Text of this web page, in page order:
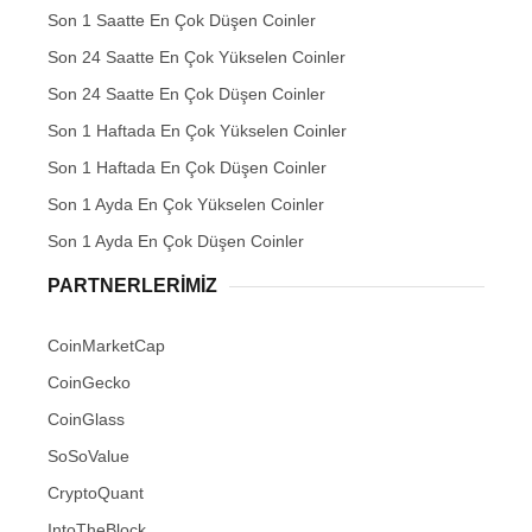
Son 1 Saatte En Çok Düşen Coinler
Son 24 Saatte En Çok Yükselen Coinler
Son 24 Saatte En Çok Düşen Coinler
Son 1 Haftada En Çok Yükselen Coinler
Son 1 Haftada En Çok Düşen Coinler
Son 1 Ayda En Çok Yükselen Coinler
Son 1 Ayda En Çok Düşen Coinler
PARTNERLERIMIZ
CoinMarketCap
CoinGecko
CoinGlass
SoSoValue
CryptoQuant